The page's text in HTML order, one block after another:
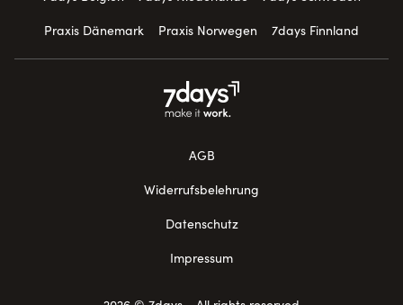
Praxis Dänemark
Praxis Norwegen 7days Finnland
AGB
Widerrufsbelehrung
Datenschutz
Impressum